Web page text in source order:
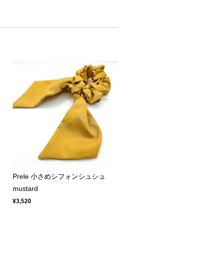
Prele 小さめシフォンシュシュ
mustard
¥3,520